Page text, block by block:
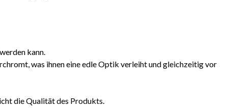
kann.
was ihnen eine edle Optik verleiht und gleichzeitig vor
die Qualität des Produkts.